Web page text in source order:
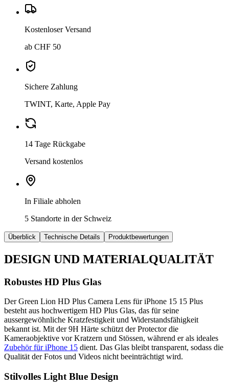
Kostenloser Versand
ab CHF 50
Sichere Zahlung
TWINT, Karte, Apple Pay
14 Tage Rückgabe
Versand kostenlos
In Filiale abholen
5 Standorte in der Schweiz
Überblick Technische Details Produktbewertungen
DESIGN UND MATERIALQUALITÄT
Robustes HD Plus Glas
Der Green Lion HD Plus Camera Lens für iPhone 15 15 Plus
besteht aus hochwertigem HD Plus Glas, das für seine
aussergewöhnliche Kratzfestigkeit und Widerstandsfähigkeit
bekannt ist. Mit der 9H Härte schützt der Protector die
Kameraobjektive vor Kratzern und Stössen, während er als ideales
Zubehör für iPhone 15 dient. Das Glas bleibt transparent, sodass die
Qualität der Fotos und Videos nicht beeinträchtigt wird.
Stilvolles Light Blue Design